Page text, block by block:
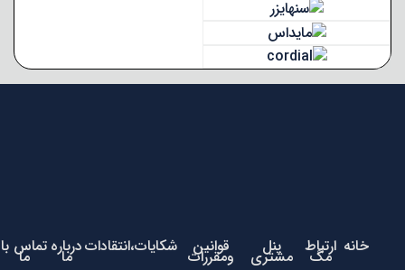
خانه ارتباط
مگ پنل
مشتری قوانین
ومقررات شکایات،انتقاداتدرباره
ما تماس با
ما